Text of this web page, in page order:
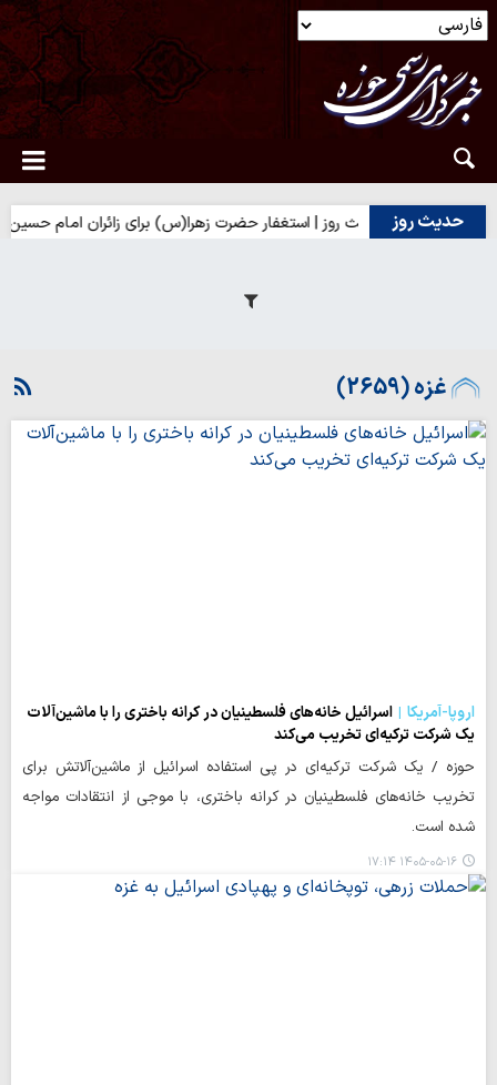
حدیث روز
حدیث روز | استغفار حضرت زهرا(س) برای زائران امام حسین(ع)
غزه (2659)
اروپا-آمریکا
اسرائیل خانه‌های فلسطینیان در کرانه باختری را با ماشین‌آلات
یک شرکت ترکیه‌ای تخریب می‌کند
حوزه / یک شرکت ترکیه‌ای در پی استفاده اسرائیل از ماشین‌آلاتش برای
تخریب خانه‌های فلسطینیان در کرانه باختری، با موجی از انتقادات مواجه
شده است.
۱۴۰۵-۰۵-۱۶ ۱۷:۱۴